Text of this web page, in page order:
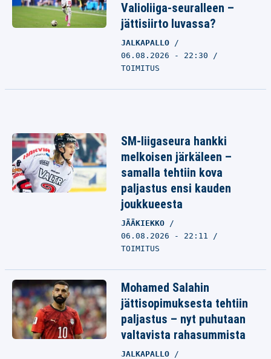
Valioliiga-seuralleen –
jättisiirto luvassa?
JALKAPALLO
06.08.2026 - 22:30
TOIMITUS
SM-liigaseura hankki
melkoisen järkäleen –
samalla tehtiin kova
paljastus ensi kauden
joukkueesta
JÄÄKIEKKO
06.08.2026 - 22:11
TOIMITUS
Mohamed Salahin
jättisopimuksesta tehtiin
paljastus – nyt puhutaan
valtavista rahasummista
JALKAPALLO